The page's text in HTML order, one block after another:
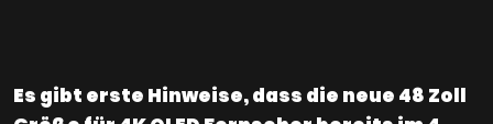
Es gibt erste Hinweise, dass die neue 48 Zoll